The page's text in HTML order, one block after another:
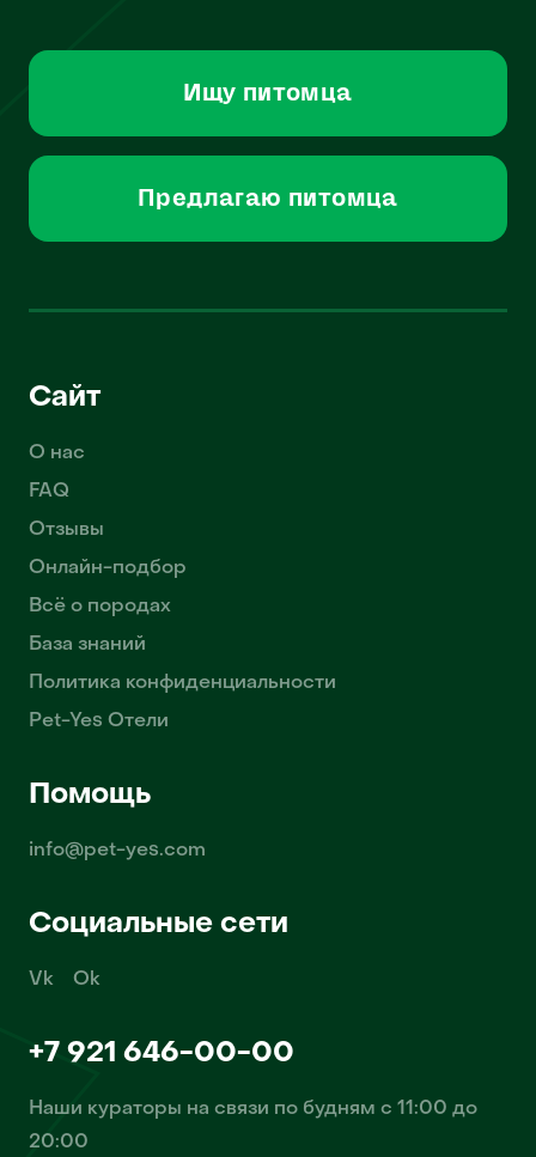
Ищу питомца
Предлагаю питомца
Сайт
О нас
FAQ
Отзывы
Онлайн-подбор
Всё о породах
База знаний
Политика конфиденциальности
Pet-Yes Отели
Помощь
info@pet-yes.com
Социальные сети
Vk Ok
+7 921 646-00-00
Наши кураторы на связи по будням с 11:00 до
20:00